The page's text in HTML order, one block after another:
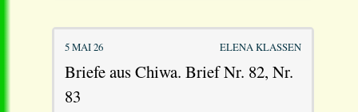
5 MAI 26 ELENA KLASSEN
Briefe aus Chiwa. Brief Nr. 82, Nr.
83